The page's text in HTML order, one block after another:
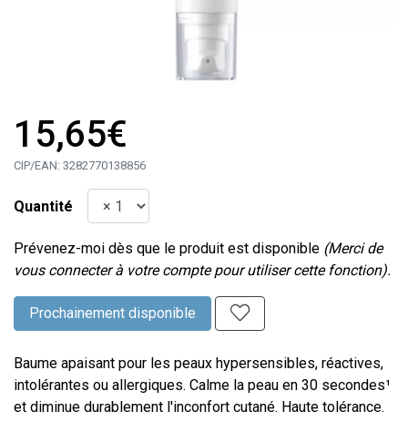
15,65€
CIP/EAN: 3282770138856
Quantité
Prévenez-moi dès que le produit est disponible (Merci de
vous connecter à votre compte pour utiliser cette fonction).
Prochainement disponible
Baume apaisant pour les peaux hypersensibles, réactives,
intolérantes ou allergiques. Calme la peau en 30 secondes¹
et diminue durablement l'inconfort cutané. Haute tolérance.